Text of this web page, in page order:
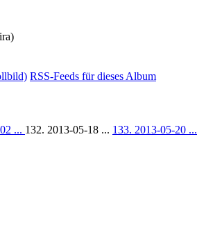
RSS-Feeds für dieses Album
... 132. 2013-05-18 ... 133. 2013-05-20 ...